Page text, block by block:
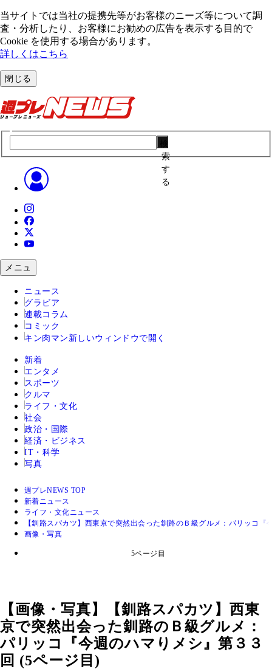
当サイトでは当社の提携先等がお客様のニーズ等について調
査・分析したり、お客様にお勧めの広告を表⽰する⽬的で
Cookie を使⽤する場合があります。
詳しくはこちら
閉じる
索
す
る
メニュ
ニュース
グラビア
連載コラム
コミック
キン肉マン 新しいウィンドウで開く
新着
エンタメ
スポーツ
クルマ
ライフ・文化
社会
政治・国際
経済・ビジネス
IT・科学
写真
週プレNEWS TOP
新着ニュース
ライフ・文化ニュース
【釧路スパカツ】西東京で突然出会った釧路のＢ級グルメ：パリッコ『
画像・写真
5ページ目
【画像・写真】【釧路スパカツ】西東
京で突然出会った釧路のＢ級グルメ：
パリッコ『今週のハマりメシ』第３３
回 (5ページ目)